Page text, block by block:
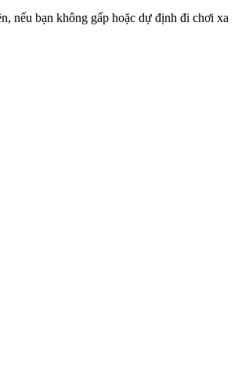
nếu bạn không gấp hoặc dự định đi chơi xa